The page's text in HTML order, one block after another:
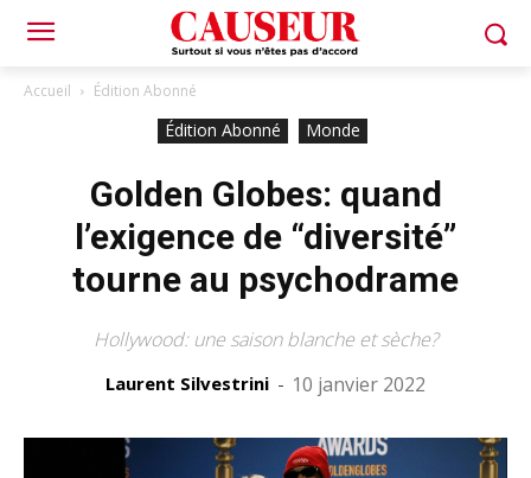
Accueil Édition Abonné
Édition Abonné Monde
Golden Globes: quand
l’exigence de “diversité”
tourne au psychodrame
Hollywood: une saison blanche et sèche?
Laurent Silvestrini - 10 janvier 2022